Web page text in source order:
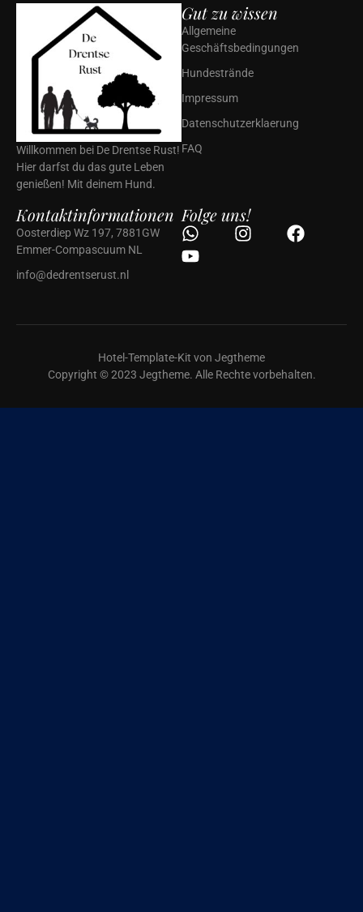
Willkommen bei De Drentse Rust!
Hier darfst du das gute Leben
genießen! Mit deinem Hund.
Gut zu wissen
Allgemeine
Geschäftsbedingungen
Hundestrände
Impressum
Datenschutzerklaerung
FAQ
Kontaktinformationen
Oosterdiep Wz 197, 7881GW
Emmer-Compascuum NL
info@dedrentserust.nl
Folge uns!
Hotel-Template-Kit von Jegtheme
Copyright © 2023 Jegtheme. Alle Rechte vorbehalten.